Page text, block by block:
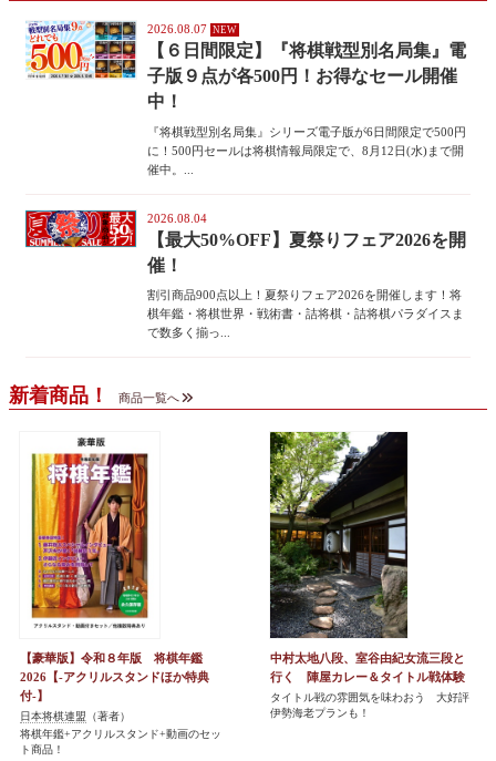
2026.08.07
【６日間限定】『将棋戦型別名局集』電
子版９点が各500円！お得なセール開催
中！
『将棋戦型別名局集』シリーズ電子版が6日間限定で500円
に！500円セールは将棋情報局限定で、8月12日(水)まで開
催中。...
2026.08.04
【最大50%OFF】夏祭りフェア2026を開
催！
割引商品900点以上！夏祭りフェア2026を開催します！将
棋年鑑・将棋世界・戦術書・詰将棋・詰将棋パラダイスま
で数多く揃っ...
新着商品！ 商品一覧へ
【豪華版】令和８年版 将棋年鑑
2026【-アクリルスタンドほか特典
付-】
日本将棋連盟 （著者）
将棋年鑑+アクリルスタンド+動画のセッ
ト商品！
中村太地八段、室谷由紀女流三段と
行く 陣屋カレー＆タイトル戦体験
タイトル戦の雰囲気を味わおう 大好評
伊勢海老プランも！